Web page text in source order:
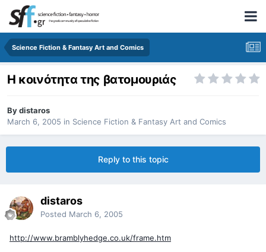
Science Fiction & Fantasy Art and Comics
Η κοινότητα της βατομουριάς
Bydistaros
March 6, 2005 in Science Fiction & Fantasy Art and Comics
Reply to this topic
distaros
Posted March 6, 2005
http://www.bramblyhedge.co.uk/frame.htm